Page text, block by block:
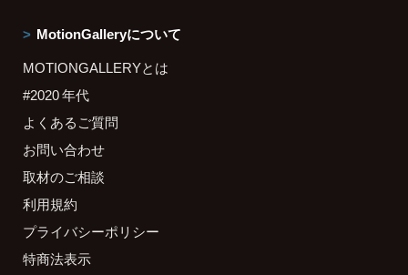
MotionGalleryについて
MOTIONGALLERYとは
#2020 年代
よくあるご質問
お問い合わせ
取材のご相談
利用規約
プライバシーポリシー
特商法表示